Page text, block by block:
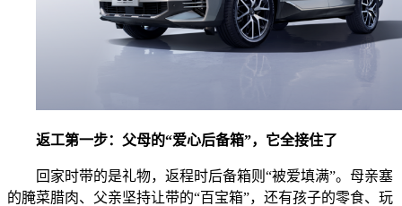
返工第一步：父母的“爱心后备箱”，它全接住了
回家时带的是礼物，返程时后备箱则“被爱填满”。母亲塞
的腌菜腊肉、父亲坚持让带的“百宝箱”，还有孩子的零食、玩